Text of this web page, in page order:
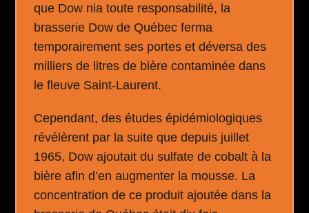
que Dow nia toute responsabilité, la
brasserie Dow de Québec ferma
temporairement ses portes et déversa des
milliers de litres de bière contaminée dans
le fleuve Saint-Laurent.
Cependant, des études épidémiologiques
révélèrent par la suite que depuis juillet
1965, Dow ajoutait du sulfate de cobalt à la
bière afin d’en augmenter la mousse. La
concentration de ce produit ajoutée dans la